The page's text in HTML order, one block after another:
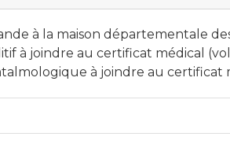
à la maison départementale
à joindre au certificat médical
à joindre au certificat